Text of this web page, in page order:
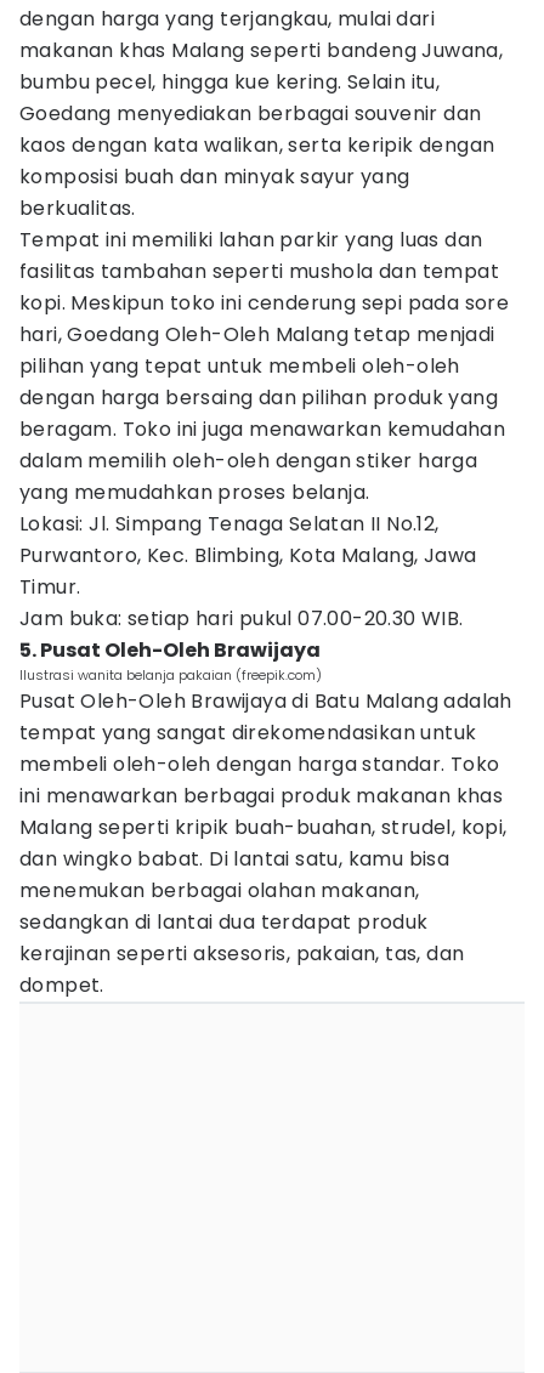
dengan harga yang terjangkau, mulai dari
makanan khas Malang seperti bandeng Juwana,
bumbu pecel, hingga kue kering. Selain itu,
Goedang menyediakan berbagai souvenir dan
kaos dengan kata walikan, serta keripik dengan
komposisi buah dan minyak sayur yang
berkualitas.
Tempat ini memiliki lahan parkir yang luas dan
fasilitas tambahan seperti mushola dan tempat
kopi. Meskipun toko ini cenderung sepi pada sore
hari, Goedang Oleh-Oleh Malang tetap menjadi
pilihan yang tepat untuk membeli oleh-oleh
dengan harga bersaing dan pilihan produk yang
beragam. Toko ini juga menawarkan kemudahan
dalam memilih oleh-oleh dengan stiker harga
yang memudahkan proses belanja.
Lokasi: Jl. Simpang Tenaga Selatan II No.12,
Purwantoro, Kec. Blimbing, Kota Malang, Jawa
Timur.
Jam buka: setiap hari pukul 07.00-20.30 WIB.
5. Pusat Oleh-Oleh Brawijaya
Ilustrasi wanita belanja pakaian (freepik.com)
Pusat Oleh-Oleh Brawijaya di Batu Malang adalah
tempat yang sangat direkomendasikan untuk
membeli oleh-oleh dengan harga standar. Toko
ini menawarkan berbagai produk makanan khas
Malang seperti kripik buah-buahan, strudel, kopi,
dan wingko babat. Di lantai satu, kamu bisa
menemukan berbagai olahan makanan,
sedangkan di lantai dua terdapat produk
kerajinan seperti aksesoris, pakaian, tas, dan
dompet.